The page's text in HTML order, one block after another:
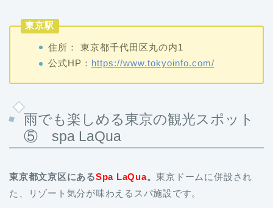
住所： 東京都千代田区丸の内1
公式HP：https://www.tokyoinfo.com/
雨でも楽しめる東京の観光スポット
⑤ spa LaQua
た、リゾート気分が味わえるスパ施設です。